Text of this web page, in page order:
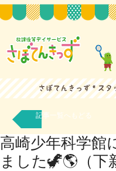
記事一覧へもどる
高崎少年科学館
ました🦖🌎（下